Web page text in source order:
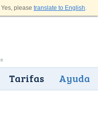
Yes, please translate to English.
Tarifas Ayuda